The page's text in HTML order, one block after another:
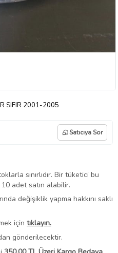
SIFIR 2001-2005
Satıcıya Sor
sınırlıdır. Bir tüketici bu
adet satın alabilir.
değişiklik yapma hakkını saklı
için tıklayın.
gönderilecektir.